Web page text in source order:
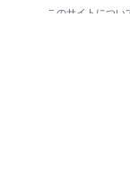
このサイトについ